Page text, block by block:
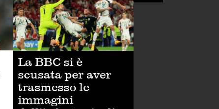
La BBC si è
scusata per aver
trasmesso le
immagini